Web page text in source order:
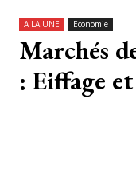
A LA UNE Economie
Marchés
: Eiffage